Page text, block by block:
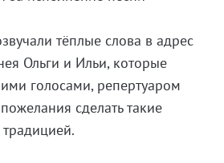
тёплые слова в адрес
Ольги и Ильи, которые
голосами, репертуаром
сделать такие